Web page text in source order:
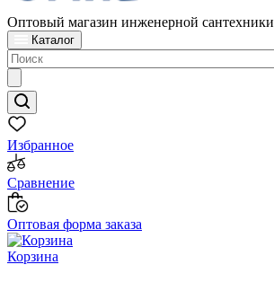
Оптовый магазин инженерной сантехники
Каталог
Избранное
Сравнение
Оптовая форма заказа
Корзина